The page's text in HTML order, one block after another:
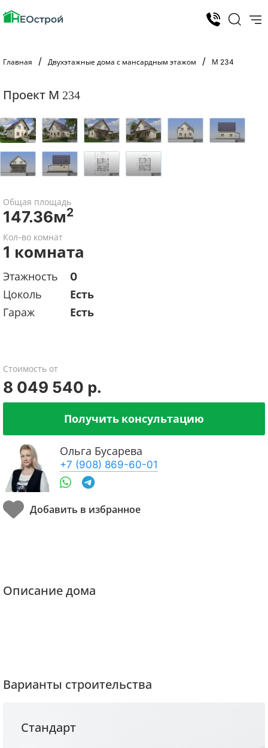
Главная Двухэтажные дома с мансардным этажом М 234
Проект М 234
Общая площадь
147.36м2
Кол-во комнат
1 комната
Этажность
0
Цоколь
Есть
Гараж
Есть
Стоимость от
8 049 540 р.
Получить консультацию
Ольга Бусарева
+7 (908) 869-60-01
Описание дома
Варианты строительства
Стандарт